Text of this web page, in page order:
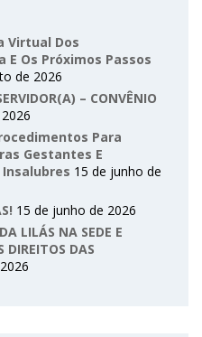
Virtual Dos
Os Próximos Passos
de 2026
– CONVÊNIO
Para
Gestantes E
15 de junho de
15 de junho de 2026
LILÁS NA SEDE E
DIREITOS DAS